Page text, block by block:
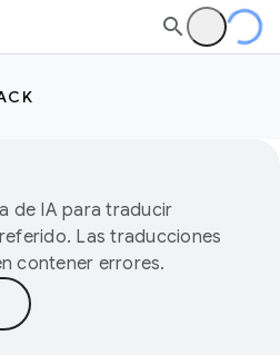
de IA para traducir
Las traducciones
contener errores.